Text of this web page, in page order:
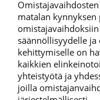
matalan
säännöllisyydelle
kehittymiselle on
kaikkien
yhteistyötä ja
joilla